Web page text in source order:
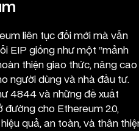
liên tục đổi mới mà vẫn
EIP giống như một “mảnh
thiện giao thức, nâng cao
người dùng và nhà đầu tư.
4844 và những đề xuất
đường cho Ethereum 2.0,
quả, an toàn, và thân